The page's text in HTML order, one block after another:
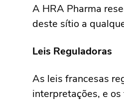
A HRA Pharma
deste sítio a
Leis Reguladoras
As leis francesas
interpretações, e